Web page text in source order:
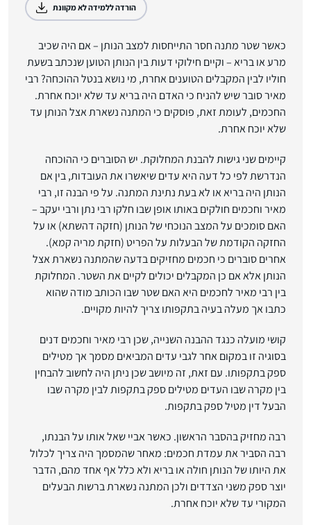
הורדה ללמידה לא מקוונת
כאשר שטר מתנה חסר התייחסות למצב הנותן – אם היה שכיב
מרע או בריא – וקיים חילוקי דעות בין הנותן הטוען שנכתב בשעת
חוליו לבין המקבלים הטוענים אחרת, מי נושא בנטל ההוכחה? רבי
מאיר סובר שיש להניח כי האדם היה בריא עד שלא יוכח אחרת.
החכמים, לעומת זאת, פוסקים כי המתנה נשארת אצל הנותן עד
שלא יוכח אחרת.
קיימים שני גישות להבנת המחלוקת. יש הסוברים כי ההוכחה
הנדרשת לפי כל דעה היא עדים שיאשרו את העובדות, בין אם
הנותן היה בריא או לא בעת נתינת המתנה. על פי הבנה זו, רבי
מאיר וחכמים חולקים באותו אופן שבו חלקו רבי נתן ורבי יעקב –
האם סומכים על המצב הנוכחי של הנותן (חזקה דהשתא) או על
החזקה הקודמת של הבעלות על הפריט (חזקת מריה קמא).
אחרים סוברים כי חכמים מחזיקים בדעה שהמתנה נשארת אצל
הנותן אלא אם כן המקבלים יכולים לקיים את השטר. המחלוקת
בין רבי מאיר לחכמים היא האם שטר שבו הכותב מודה שהוא
כתבו אך מעלה בעיה בתקפותו צריך להיות מקויים.
קושי מועלה כנגד ההבנה השנייה, שכן רבי מאיר וחכמים דנים
בסוגיה זו במקום אחר לגבי עדים המביאים מסמך אך מטילים
ספק בתקפותו. עם זאת, זה מיושב שכן ניתן היה לחשוב להבחין
בין מקרה שבו העדים מטילים ספק בתקפות לבין מקרה שבו
הבעל דין מטיל ספק בתקפות.
רבה מחזיק בהסבר הראשון. כאשר אביי שאל אותו על הבנתו,
רבה הסביר את עמדת חכמים: מאחר שהמסמך היה צריך לכלול
את היותו של הנותן חולה או בריא ולא כלל אף אחד מהם, הדבר
יוצר ספק משני הצדדים ולכן המתנה נשארת ברשות הבעלים
המקורי עד שלא יוכח אחרת.